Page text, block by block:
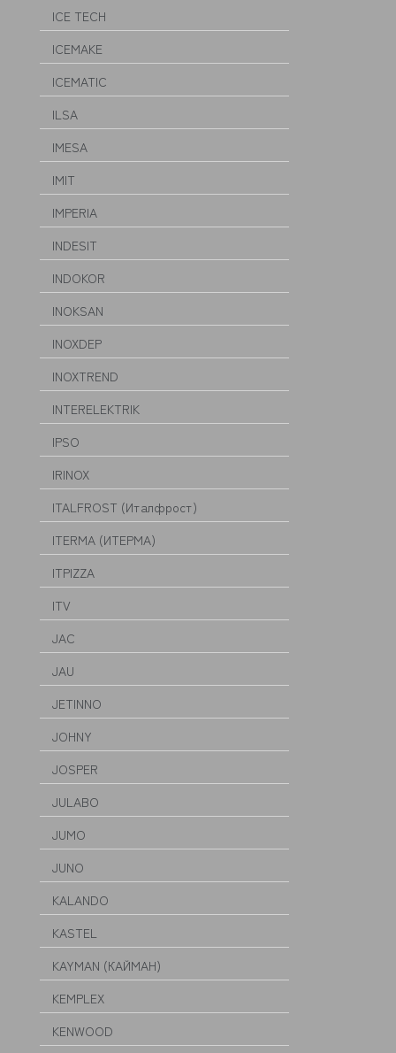
ICE TECH
ICEMAKE
ICEMATIC
ILSA
IMESA
IMIT
IMPERIA
INDESIT
INDOKOR
INOKSAN
INOXDEP
INOXTREND
INTERELEKTRIK
IPSO
IRINOX
ITALFROST (Италфрост)
ITERMA (ИТЕРМА)
ITPIZZA
ITV
JAC
JAU
JETINNO
JOHNY
JOSPER
JULABO
JUMO
JUNO
KALANDO
KASTEL
KAYMAN (КАЙМАН)
KEMPLEX
KENWOOD